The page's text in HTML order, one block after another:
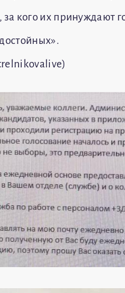
кого их принуждают